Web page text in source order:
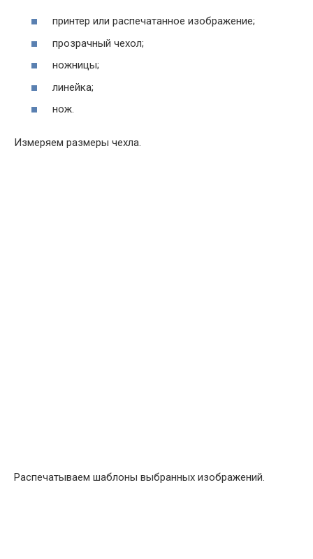
принтер или распечатанное изображение;
прозрачный чехол;
ножницы;
линейка;
нож.
Измеряем размеры чехла.
Распечатываем шаблоны выбранных изображений.